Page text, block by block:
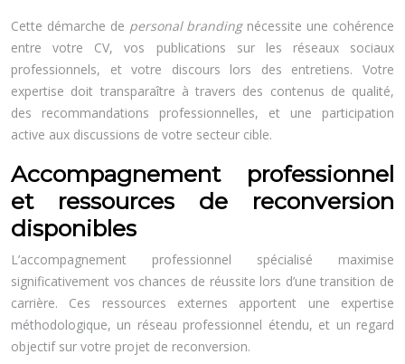
Cette démarche de personal branding nécessite une cohérence
entre votre CV, vos publications sur les réseaux sociaux
professionnels, et votre discours lors des entretiens. Votre
expertise doit transparaître à travers des contenus de qualité,
des recommandations professionnelles, et une participation
active aux discussions de votre secteur cible.
Accompagnement professionnel
et ressources de reconversion
disponibles
L’accompagnement professionnel spécialisé maximise
significativement vos chances de réussite lors d’une transition de
carrière. Ces ressources externes apportent une expertise
méthodologique, un réseau professionnel étendu, et un regard
objectif sur votre projet de reconversion.